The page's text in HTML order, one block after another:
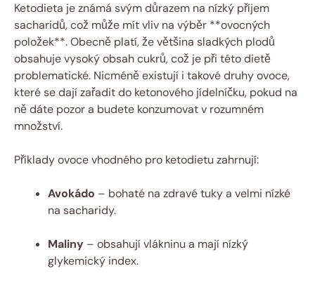
Ketodieta je známá svým důrazem na nízký příjem
sacharidů, což může mít vliv na výběr **ovocných
položek**. Obecně platí, že většina sladkých plodů
obsahuje vysoký obsah cukrů, což je při této dietě
problematické. Nicméně existují i takové druhy ovoce,
které se dají zařadit do ketonového jídelníčku, pokud na
ně dáte pozor a budete konzumovat v rozumném
množství.
Příklady ovoce vhodného pro ketodietu zahrnují:
Avokádo – bohaté na zdravé tuky a velmi nízké
na sacharidy.
Maliny – obsahují vlákninu a mají nízký
glykemický index.